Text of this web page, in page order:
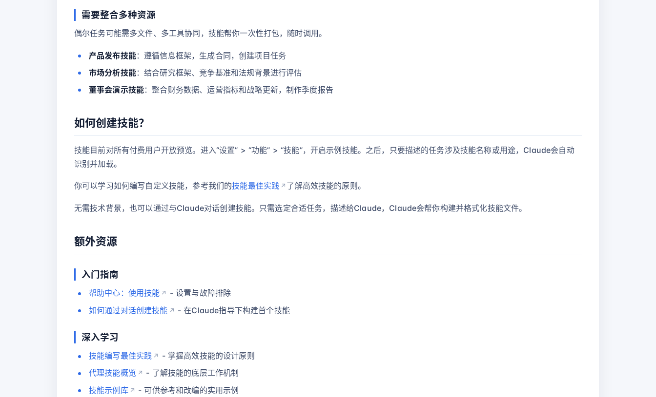
需要整合多种资源
偶尔任务可能需多文件、多工具协同，技能帮你一次性打包，随时调用。
产品发布技能：遵循信息框架，生成合同，创建项目任务
市场分析技能：结合研究框架、竞争基准和法规背景进行评估
董事会演示技能：整合财务数据、运营指标和战略更新，制作季度报告
如何创建技能？
技能目前对所有付费用户开放预览。进入“设置” > “功能” > “技能”，开启示例技能。之后，只要描述的任务涉及技能名称或用途，Claude会自动
识别并加载。
你可以学习如何编写自定义技能，参考我们的技能最佳实践 了解高效技能的原则。
无需技术背景，也可以通过与Claude对话创建技能。只需选定合适任务，描述给Claude，Claude会帮你构建并格式化技能文件。
额外资源
入门指南
帮助中心：使用技能
- 设置与故障排除
如何通过对话创建技能
- 在Claude指导下构建首个技能
深入学习
技能编写最佳实践
- 掌握高效技能的设计原则
代理技能概览
- 了解技能的底层工作机制
技能示例库
- 可供参考和改编的实用示例